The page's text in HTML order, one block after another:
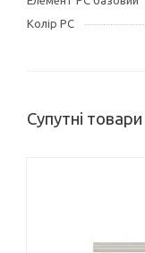
Колір РС
Супутні товари